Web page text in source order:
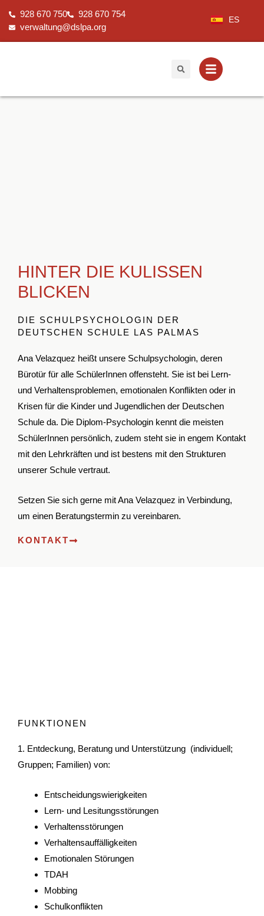
Inhalt
springen
928 670 750
928 670 754
verwaltung@dslpa.org
ES
HINTER DIE KULISSEN
BLICKEN
DIE SCHULPSYCHOLOGIN DER
DEUTSCHEN SCHULE LAS PALMAS
Ana Velazquez heißt unsere Schulpsychologin, deren
Bürotür für alle SchülerInnen offensteht. Sie ist bei Lern-
und Verhaltensproblemen, emotionalen Konflikten oder in
Krisen für die Kinder und Jugendlichen der Deutschen
Schule da. Die Diplom-Psychologin kennt die meisten
SchülerInnen persönlich, zudem steht sie in engem Kontakt
mit den Lehrkräften und ist bestens mit den Strukturen
unserer Schule vertraut.
Setzen Sie sich gerne mit Ana Velazquez in Verbindung,
um einen Beratungstermin zu vereinbaren.
KONTAKT
FUNKTIONEN
1. Entdeckung, Beratung und Unterstützung (individuell;
Gruppen; Familien) von:
Entscheidungswierigkeiten
Lern- und Lesitungsstörungen
Verhaltensstörungen
Verhaltensauffälligkeiten
Emotionalen Störungen
TDAH
Mobbing
Schulkonflikten